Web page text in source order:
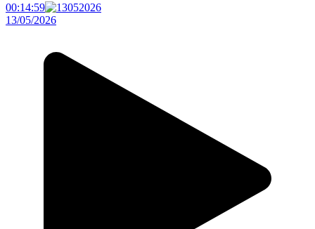
00:14:59
13/05/2026